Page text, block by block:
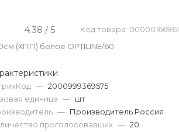
4.38 / 5
Код товара: 00000166961
(ХПП) белое OPTILINE/60
— 2000999369575
единица — шт
— Производитель Россия
проголосовавших — 20